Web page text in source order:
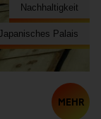
MEHR
Nachhaltigkeit
Palais